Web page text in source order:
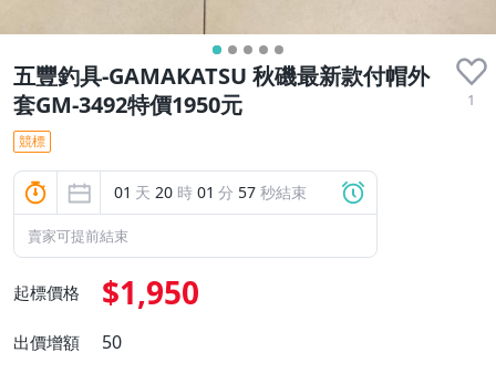
五豐釣具-GAMAKATSU 秋磯最新款付帽外
套GM-3492特價1950元
1
競標
01 天 20 時 01 分 56 秒結束
賣家可提前結束
起標價格 $1,950
出價增額 50